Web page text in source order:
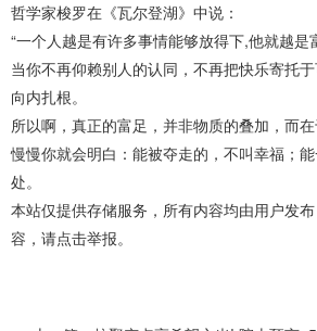
哲学家梭罗在《瓦尔登湖》中说：
“一个人越是有许多事情能够放得下,他就越是
当你不再仰赖别人的认同，不再把快乐寄托
向内扎根。
所以啊，真正的富足，并非物质的叠加，而在
慢慢你就会明白：能被夺走的，不叫幸福；
处。
本站仅提供存储服务，所有内容均由用户发
容，请点击举报。